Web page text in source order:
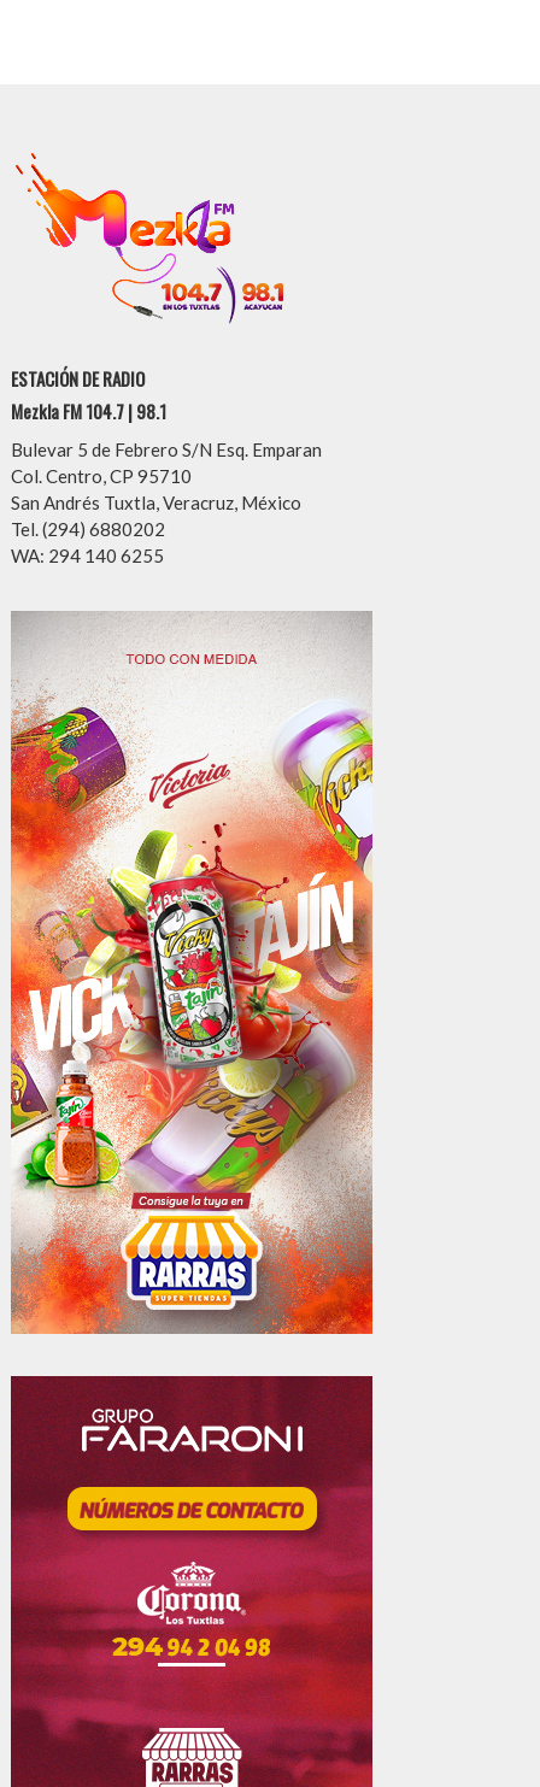
ESTACIÓN DE RADIO
Mezkla FM 104.7 | 98.1
Bulevar 5 de Febrero S/N Esq. Emparan
Col. Centro, CP 95710
San Andrés Tuxtla, Veracruz, México
Tel. (294) 6880202
WA: 294 140 6255